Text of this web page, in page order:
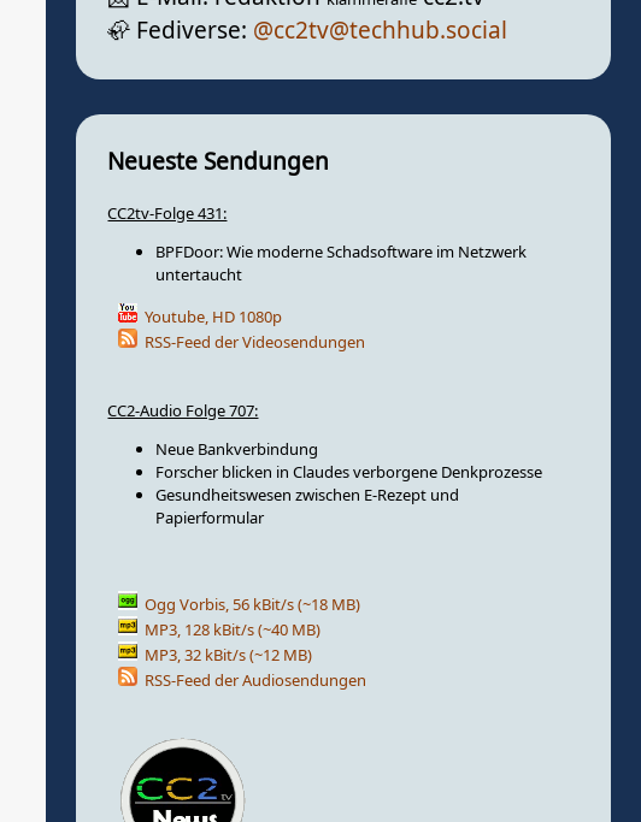
🦣️ Fediverse: @cc2tv@techhub.social
Neueste Sendungen
CC2tv-Folge 431:
BPFDoor: Wie moderne Schadsoftware im Netzwerk
untertaucht
Youtube, HD 1080p
RSS-Feed der Videosendungen
CC2-Audio Folge 707:
Neue Bankverbindung
Forscher blicken in Claudes verborgene Denkprozesse
Gesundheitswesen zwischen E-Rezept und
Papierformular
Ogg Vorbis, 56 kBit/s (~18 MB)
MP3, 128 kBit/s (~40 MB)
MP3, 32 kBit/s (~12 MB)
RSS-Feed der Audiosendungen